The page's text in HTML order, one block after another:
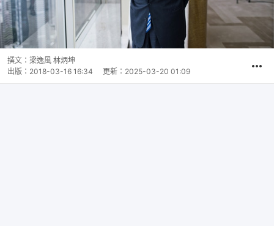
撰文： 梁逸風 林炳坤
出版： 2018-03-16 16:34 更新： 2025-03-20 01:09